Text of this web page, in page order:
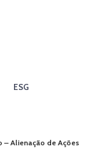
ESG
– Alienação de Ações